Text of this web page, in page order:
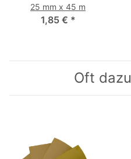
25 mm x 45 m
1,85 € *
Oft